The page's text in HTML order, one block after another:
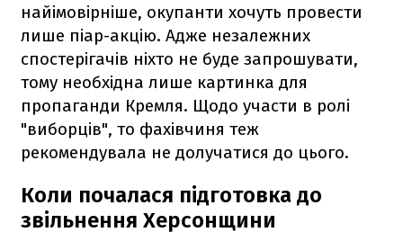
найімовірніше, окупанти хочуть провести
лише піар-акцію. Адже незалежних
спостерігачів ніхто не буде запрошувати,
тому необхідна лише картинка для
пропаганди Кремля. Щодо участи в ролі
"виборців", то фахівчиня теж
рекомендувала не долучатися до цього.
Коли почалася підготовка до
звільнення Херсонщини